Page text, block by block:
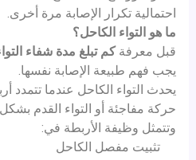
احتمالية تكرار الإصابة مرة أخرى.
ما هو التواء الكاحل؟
قبل معرفةكم تبلغ مدة شفاء
يجب فهم طبيعة الإصابة نفسها.
يحدث التواء الكاحل عندما تتمدد
حركة مفاجئة أو التواء القدم
وتتمثل وظيفة الأربطة في:
تثبيت مفصل الكاحل